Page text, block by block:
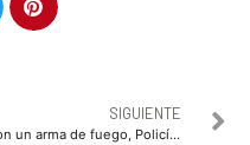
SIGUIENTE
Con un arma de fuego, Policías Estatales aseguran a dos personas